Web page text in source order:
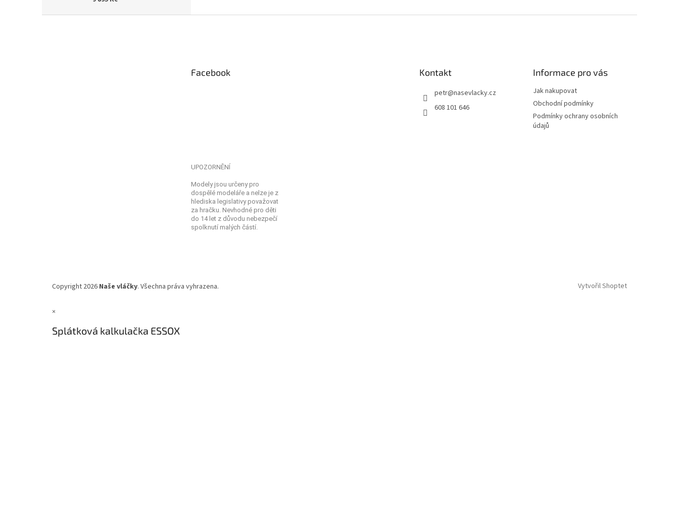
Facebook Kontakt
petr@nasevlacky.cz
608 101 646
Informace pro vás
Jak nakupovat
Obchodní podmínky
Podmínky ochrany osobních
údajů
UPOZORNĚNÍ
Modely jsou určeny pro
dospělé modeláře a nelze je z
hlediska legislativy považovat
za hračku. Nevhodné pro děti
do 14 let z důvodu nebezpečí
spolknutí malých částí.
Vytvořil Shoptet
Copyright 2026 Naše vláčky. Všechna práva vyhrazena.
×
Splátková kalkulačka ESSOX